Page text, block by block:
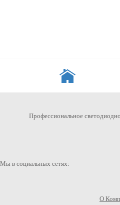
Профессиональное
О
Мы в социальных сетях: